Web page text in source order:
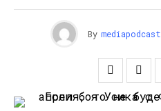
By mediapodcast